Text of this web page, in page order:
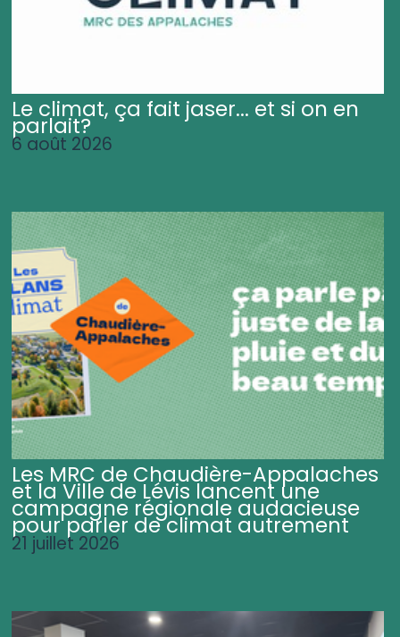
Le climat, ça fait jaser... et si on en
parlait?
6 août 2026
Les MRC de Chaudière-Appalaches
et la Ville de Lévis lancent une
campagne régionale audacieuse
pour parler de climat autrement
21 juillet 2026